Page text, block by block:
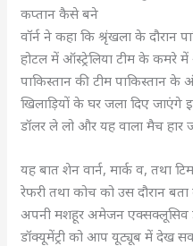
कप्तान कैसे बने
वॉर्न ने कहा कि श्रृंखला के दौरान
होटल में ऑस्ट्रेलिया टीम के
पाकिस्तान की टीम पाकिस्तान के
खिलाड़ियों के घर जला दिए
डॉलर ले लो और यह वाला मैच हार
यह बात शेन वार्न, मार्क व, तथा
रेफरी तथा कोच को उस दौरान
अपनी मशहूर अमेजन एक्सक्लूसिव
डॉक्यूमेंट्री को आप यूट्यूब में देख